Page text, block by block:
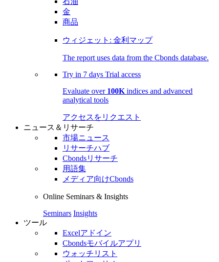
金
商品
ウィジェット: 金利マップ
The report uses data from the Cbonds database.
Try in 7 days Trial access
Evaluate over 100K indices and advanced
analytical tools
アクセスをリクエスト
ニュース＆リサーチ
市場ニュース
リサーチハブ
Cbondsリサーチ
用語集
メディア向けCbonds
Online Seminars & Insights
Seminars Insights
ツール
Excelアドイン
Cbondsモバイルアプリ
ウォッチリスト